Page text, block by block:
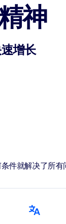
神
增长
件就解决了所有